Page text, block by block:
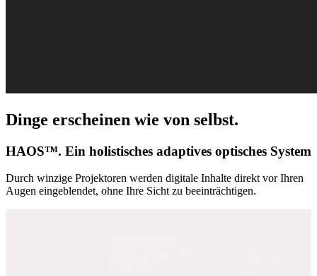
Dinge erscheinen wie von selbst.
HAOS™. Ein holistisches adaptives optisches System
Durch winzige Projektoren werden digitale Inhalte direkt vor Ihren
Augen eingeblendet, ohne Ihre Sicht zu beeinträchtigen.